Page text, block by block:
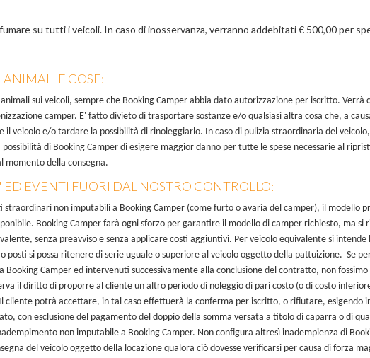
su tutti i veicoli. In caso di inosservanza, verranno addebitati € 500,00 per
ANIMALI E COSE:
sui veicoli, sempre che Booking Camper abbia dato autorizzazione per iscritto. Verrà
camper. E' fatto divieto di trasportare sostanze e/o qualsiasi altra cosa che, a
il veicolo e/o tardare la possibilità di rinoleggiarlo. In caso di pulizia straordinaria del
di Booking Camper di esigere maggior danno per tutte le spese necessarie al
momento della consegna.
ED EVENTI FUORI DAL NOSTRO CONTROLLO:
straordinari non imputabili a Booking Camper (come furto o avaria del camper), il modello
Booking Camper farà ogni sforzo per garantire il modello di camper richiesto, ma si
senza preavviso e senza applicare costi aggiuntivi. Per veicolo equivalente si
posti si possa ritenere di serie uguale o superiore al veicolo oggetto della pattuizione. Se
Camper ed intervenuti successivamente alla conclusione del contratto, non
il diritto di proporre al cliente un altro periodo di noleggio di pari costo (o di costo
cliente potrà accettare, in tal caso effettuerà la conferma per iscritto, o rifiutare, esigendo
con esclusione del pagamento del doppio della somma versata a titolo di caparra o di
non imputabile a Booking Camper. Non configura altresì inadempienza di
del veicolo oggetto della locazione qualora ciò dovesse verificarsi per causa di forza